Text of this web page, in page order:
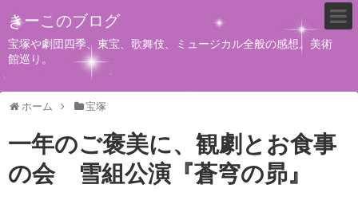
きーこのブログ
宝塚や劇団四季、東宝、歌舞伎、ミュージカル全般の感想。美術
館巡り。
ホーム 宝塚
一年のご褒美に、観劇とお食事
の会 雪組公演『蒼穹の昴』